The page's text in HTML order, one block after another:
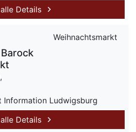
alle Details
Weihnachtsmarkt
Information Ludwigsburg
alle Details